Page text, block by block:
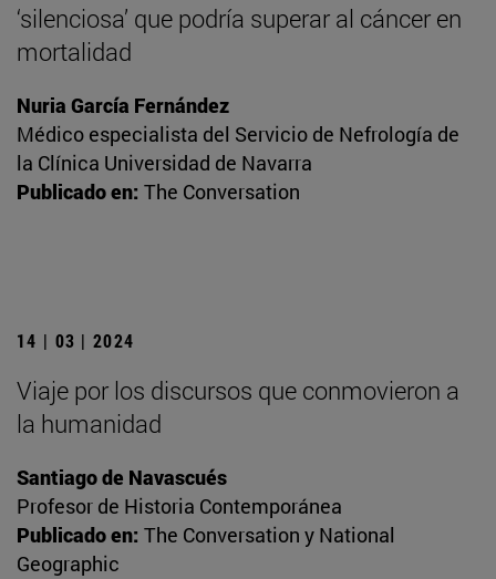
‘silenciosa’ que podría superar al cáncer en
mortalidad
Nuria García Fernández
Médico especialista del Servicio de Nefrología de
la Clínica Universidad de Navarra
Publicado en: The Conversation
14 | 03 | 2024
Viaje por los discursos que conmovieron a
la humanidad
Santiago de Navascués
Profesor de Historia Contemporánea
Publicado en: The Conversation y National
Geographic